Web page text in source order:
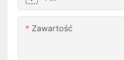
Zawartość